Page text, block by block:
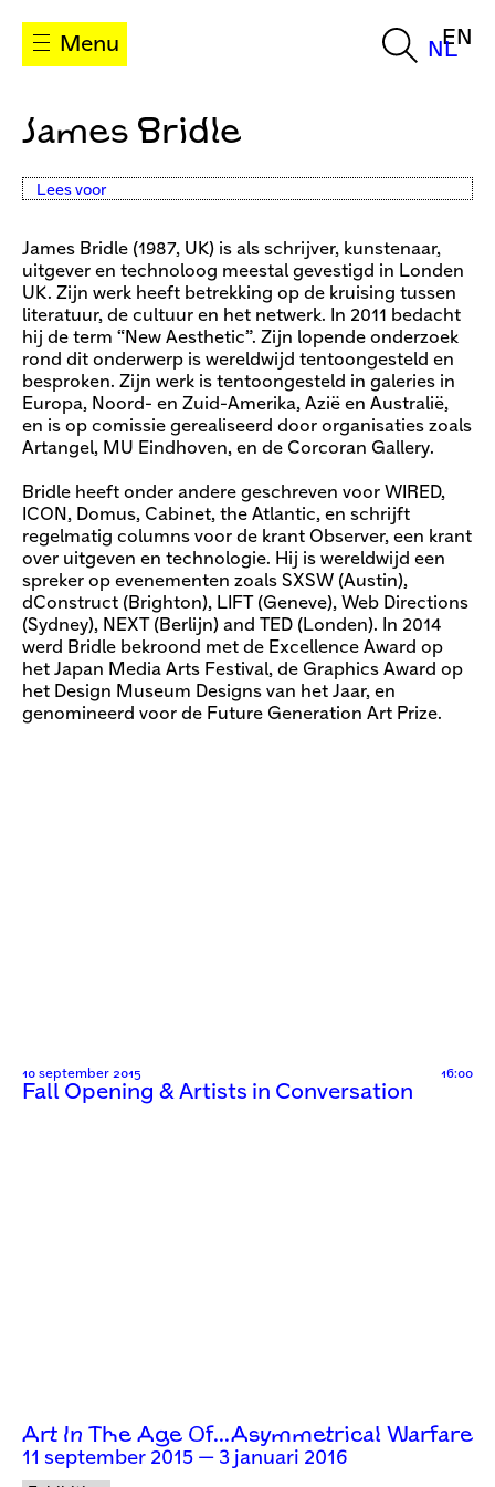
Menu NL
EN
James Bridle
Lees voor
James Bridle (1987, UK) is als schrijver, kunstenaar,
uitgever en technoloog meestal gevestigd in Londen
UK. Zijn werk heeft betrekking op de kruising tussen
literatuur, de cultuur en het netwerk. In 2011 bedacht
hij de term “New Aesthetic”. Zijn lopende onderzoek
rond dit onderwerp is wereldwijd tentoongesteld en
besproken. Zijn werk is tentoongesteld in galeries in
Europa, Noord- en Zuid-Amerika, Azië en Australië,
en is op comissie gerealiseerd door organisaties zoals
Artangel, MU Eindhoven, en de Corcoran Gallery.
Bridle heeft onder andere geschreven voor WIRED,
ICON, Domus, Cabinet, the Atlantic, en schrijft
regelmatig columns voor de krant Observer, een krant
over uitgeven en technologie. Hij is wereldwijd een
spreker op evenementen zoals SXSW (Austin),
dConstruct (Brighton), LIFT (Geneve), Web Directions
(Sydney), NEXT (Berlijn) and TED (Londen). In 2014
werd Bridle bekroond met de Excellence Award op
het Japan Media Arts Festival, de Graphics Award op
het Design Museum Designs van het Jaar, en
genomineerd voor de Future Generation Art Prize.
10 september 2015 16:00
Fall Opening & Artists in Conversation
Art In The Age Of…Asymmetrical Warfare
11 september 2015 — 3 januari 2016